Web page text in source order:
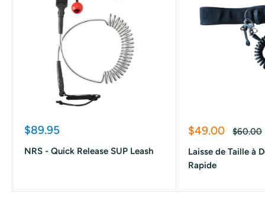
Prix
$89.95
NRS - Quick Release SUP Leash
Prix
$49.00
Prix
$60.00
Laisse de Taille à
Rapide